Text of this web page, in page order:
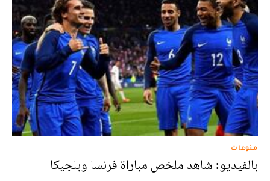
منوعات
بالفيديو: شاهد ملخص مباراة فرنسا وبلجيكا